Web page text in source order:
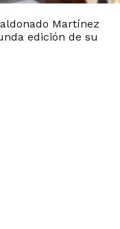
Martínez
edición de su